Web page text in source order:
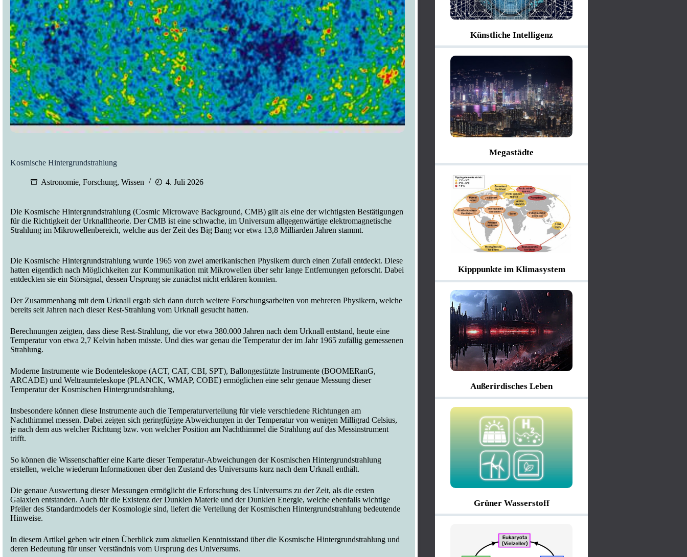
Kosmische Hintergrundstrahlung
Astronomie, Forschung, Wissen 4. Juli 2026
Die Kosmische Hintergrundstrahlung (Cosmic Microwave Background, CMB) gilt als eine der wichtigsten Bestätigungen
für die Richtigkeit der Urknalltheorie. Der CMB ist eine schwache, im Universum allgegenwärtige elektromagnetische
Strahlung im Mikrowellenbereich, welche aus der Zeit des Big Bang vor etwa 13,8 Milliarden Jahren stammt.
Die Kosmische Hintergrundstrahlung wurde 1965 von zwei amerikanischen Physikern durch einen Zufall entdeckt. Diese
hatten eigentlich nach Möglichkeiten zur Kommunikation mit Mikrowellen über sehr lange Entfernungen geforscht. Dabei
entdeckten sie ein Störsignal, dessen Ursprung sie zunächst nicht erklären konnten.
Der Zusammenhang mit dem Urknall ergab sich dann durch weitere Forschungsarbeiten von mehreren Physikern, welche
bereits seit Jahren nach dieser Rest-Strahlung vom Urknall gesucht hatten.
Berechnungen zeigten, dass diese Rest-Strahlung, die vor etwa 380.000 Jahren nach dem Urknall entstand, heute eine
Temperatur von etwa 2,7 Kelvin haben müsste. Und dies war genau die Temperatur der im Jahr 1965 zufällig gemessenen
Strahlung.
Moderne Instrumente wie Bodenteleskope (ACT, CAT, CBI, SPT), Ballongestützte Instrumente (BOOMERanG,
ARCADE) und Weltraumteleskope (PLANCK, WMAP, COBE) ermöglichen eine sehr genaue Messung dieser
Temperatur der Kosmischen Hintergrundstrahlung,
Insbesondere können diese Instrumente auch die Temperaturverteilung für viele verschiedene Richtungen am
Nachthimmel messen. Dabei zeigen sich geringfügige Abweichungen in der Temperatur von wenigen Milligrad Celsius,
je nach dem aus welcher Richtung bzw. von welcher Position am Nachthimmel die Strahlung auf das Messinstrument
trifft.
So können die Wissenschaftler eine Karte dieser Temperatur-Abweichungen der Kosmischen Hintergrundstrahlung
erstellen, welche wiederum Informationen über den Zustand des Universums kurz nach dem Urknall enthält.
Die genaue Auswertung dieser Messungen ermöglicht die Erforschung des Universums zu der Zeit, als die ersten
Galaxien entstanden. Auch für die Existenz der Dunklen Materie und der Dunklen Energie, welche ebenfalls wichtige
Pfeiler des Standardmodels der Kosmologie sind, liefert die Verteilung der Kosmischen Hintergrundstrahlung bedeutende
Hinweise.
In diesem Artikel geben wir einen Überblick zum aktuellen Kenntnisstand über die Kosmische Hintergrundstrahlung und
deren Bedeutung für unser Verständnis vom Ursprung des Universums.
Künstliche Intelligenz
Megastädte
Kipppunkte im Klimasystem
Außerirdisches Leben
Grüner Wasserstoff